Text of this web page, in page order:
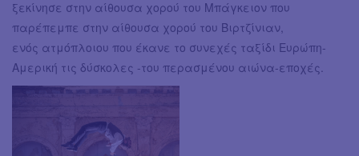
ξεκίνησε στην αίθουσα χορού του Μπάγκειον που
παρέπεμπε στην αίθουσα χορού του Βιρτζίνιαν,
ενός ατμόπλοιου που έκανε το συνεχές ταξίδι Ευρώπη-
Αμερική τις δύσκολες -του περασμένου αιώνα-εποχές.